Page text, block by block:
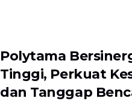
Polytama
Tinggi, Perkuat
dan Tanggap